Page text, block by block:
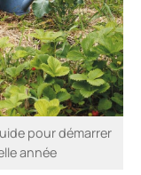
pour démarrer
année